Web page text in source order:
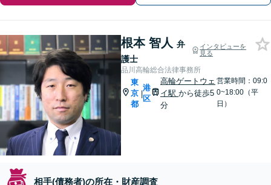
根本 智人 弁
護士
インタビューを
見る
品川高輪総合法律事務所
東
京
都
|
港
区
高輪ゲートウェ
イ駅 から徒歩5
分
営業時間：09:0
0~18:00（平
日）
相手(債務者)の所在・財産調査